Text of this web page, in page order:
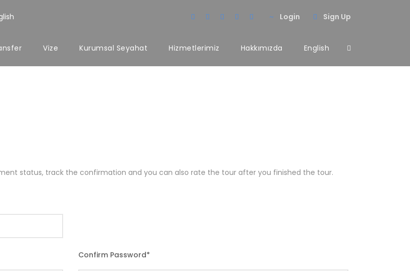
Login Sign Up
Vize Kurumsal Seyahat Hizmetlerimiz Hakkımızda English
status, track the confirmation and you can also rate the tour after you finished the tour.
Confirm Password*